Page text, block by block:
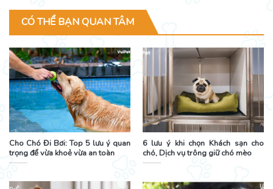
CÓ THỂ BẠN QUAN TÂM
Cho Chó Đi Bơi: Top 5 lưu ý quan
trọng để vừa khoẻ vừa an toàn
6 lưu ý khi chọn Khách sạn cho
chó, Dịch vụ trông giữ chó mèo